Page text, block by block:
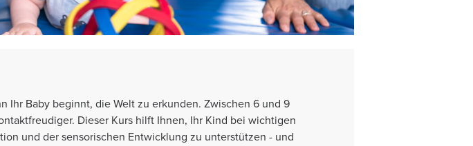
Ihr Baby beginnt, die Welt zu erkunden. Zwischen 6 und 9
Dieser Kurs hilft Ihnen, Ihr Kind bei wichtigen
und der sensorischen Entwicklung zu unterstützen - und